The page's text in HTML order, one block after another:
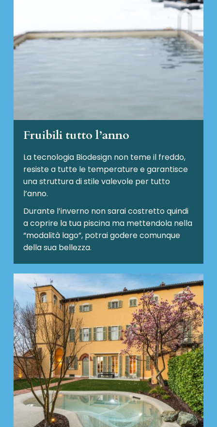
Fruibili tutto l’anno
La tecnologia Biodesign non teme il freddo,
resiste a tutte le temperature e garantisce
una struttura di stile valevole per tutto
l’anno.
Durante l’inverno non sarai costretto quindi
a coprire la tua piscina ma mettendola nella
“modalità lago”, potrai godere comunque
della sua bellezza.